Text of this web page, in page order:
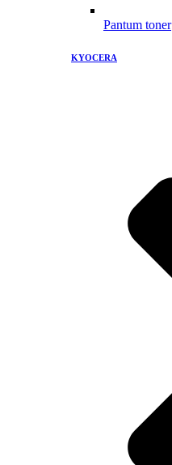
Pantum toner
KYOCERA